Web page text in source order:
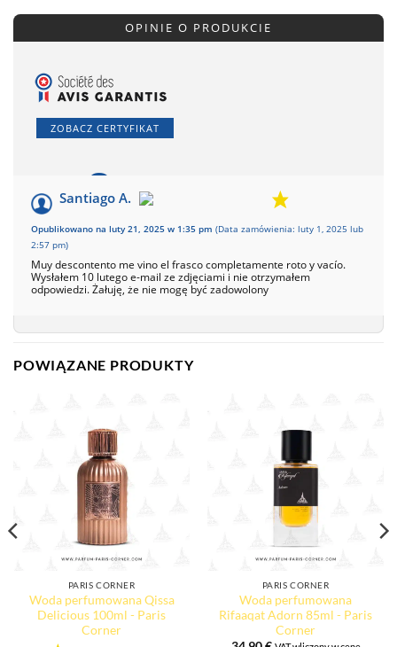
OPINIE O PRODUKCIE
ZOBACZ CERTYFIKAT
2/10
Na podstawie
recenzji 1
Santiago A.
Opublikowano na luty 21, 2025 w 1:35 pm (Data zamówienia: luty 1, 2025 lub
2:57 pm)
Muy descontento me vino el frasco completamente roto y vacío.
Wysłałem 10 lutego e-mail ze zdjęciami i nie otrzymałem
odpowiedzi. Żałuję, że nie mogę być zadowolony
POWIĄZANE PRODUKTY
PARIS CORNER
Woda perfumowana Qissa
Delicious 100ml - Paris
Corner
PARIS CORNER
Woda perfumowana
Rifaaqat Adorn 85ml - Paris
Corner